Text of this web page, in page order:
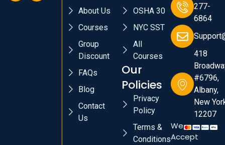
About Us
Courses
Group
Discount
FAQs
Blog
Contact
Us
OSHA 30
NYC SST
All
Courses
Our
Policies
Privacy
Policy
Terms &
Conditions
277-
6864
418
#6796,
Albany,
New
12207
We
Accept